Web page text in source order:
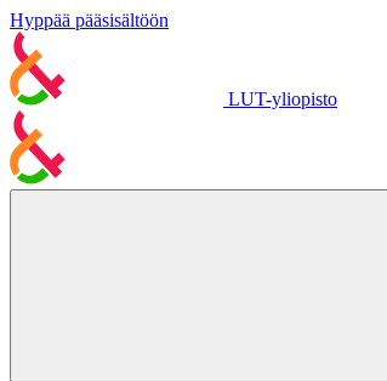
Hyppää pääsisältöön
LUT-yliopisto